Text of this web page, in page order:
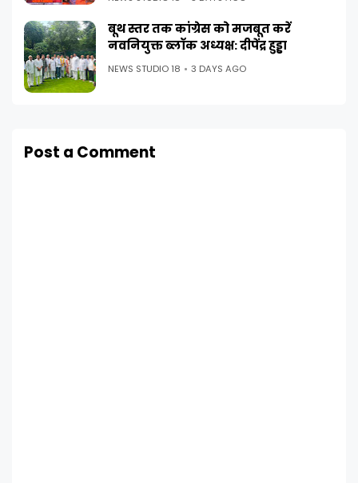
बूथ स्तर तक कांग्रेस को मजबूत करें
नवनियुक्त ब्लॉक अध्यक्ष: दीपेंद्र हुड्डा
NEWS STUDIO 18 3 DAYS AGO
Post a Comment